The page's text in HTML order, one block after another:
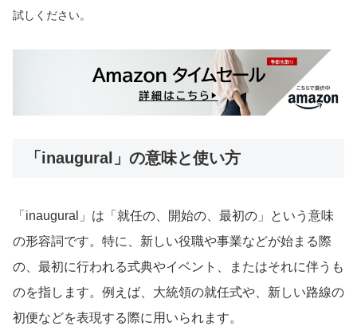
試しください。
「inaugural」の意味と使い方
「inaugural」は「就任の、開始の、最初の」という意味
の形容詞です。特に、新しい役職や事業などが始まる際
の、最初に行われる式典やイベント、またはそれに伴うも
のを指します。例えば、大統領の就任式や、新しい路線の
初便などを表現する際に用いられます。